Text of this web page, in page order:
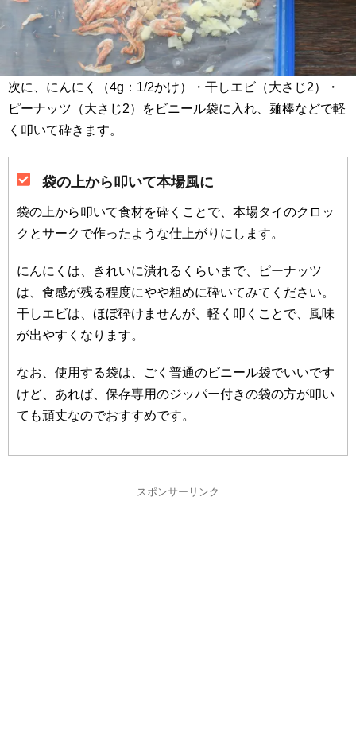
次に、にんにく（4g：1/2かけ）・干しエビ（大さじ2）・
ピーナッツ（大さじ2）をビニール袋に入れ、麺棒などで軽
く叩いて砕きます。
袋の上から叩いて本場風に
袋の上から叩いて食材を砕くことで、本場タイのクロッ
クとサークで作ったような仕上がりにします。
にんにくは、きれいに潰れるくらいまで、ピーナッツ
は、食感が残る程度にやや粗めに砕いてみてください。
干しエビは、ほぼ砕けませんが、軽く叩くことで、風味
が出やすくなります。
なお、使用する袋は、ごく普通のビニール袋でいいです
けど、あれば、保存専用のジッパー付きの袋の方が叩い
ても頑丈なのでおすすめです。
スポンサーリンク